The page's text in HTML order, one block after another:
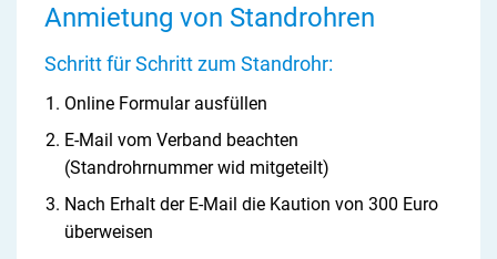
Anmietung von Standrohren
Schritt für Schritt zum Standrohr:
Online Formular ausfüllen
E-Mail vom Verband beachten
(Standrohrnummer wid mitgeteilt)
Nach Erhalt der E-Mail die Kaution von 300 Euro
überweisen